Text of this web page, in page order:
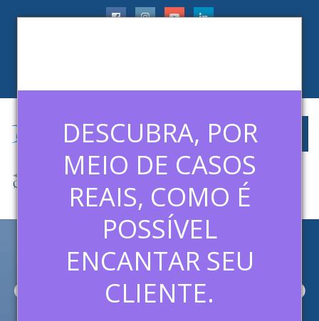
DESCUBRA, POR
MEIO DE CASOS
REAIS, COMO É
POSSÍVEL
ENCANTAR SEU
CLIENTE.
ARCHIVE FOR CATEGORY:
CURSO DE VENDAS - MÓDULO
4